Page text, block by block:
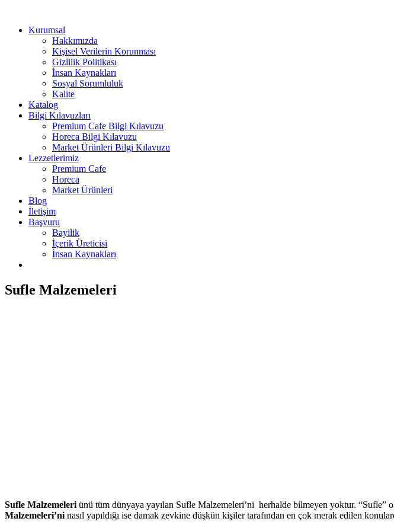
Kurumsal
Hakkımızda
Kişisel Verilerin Korunması
Gizlilik Politikası
İnsan Kaynakları
Sosyal Sorumluluk
Kalite
Katalog
Bilgi Kılavuzları
Premium Cafe Bilgi Kılavuzu
Horeca Bilgi Kılavuzu
Market Ürünleri Bilgi Kılavuzu
Lezzetlerimiz
Premium Cafe
Horeca
Market Ürünleri
Blog
İletişim
Başvuru
Bayilik
İçerik Üreticisi
İnsan Kaynakları
Sufle Malzemeleri
Sufle Malzemeleri ünü tüm dünyaya yayılan Sufle Malzemeleri’ni herhalde bilmeyen yoktur. “Sufle”
Malzemeleri’ni nasıl yapıldığı ise damak zevkine düşkün kişiler tarafından en çok merak edilen